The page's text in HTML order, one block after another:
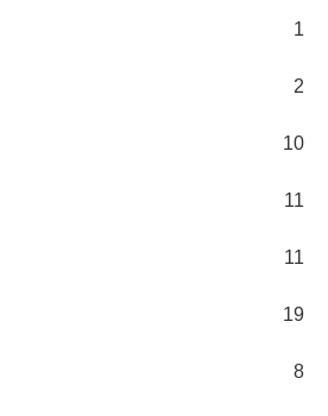
1
2
10
11
11
19
8